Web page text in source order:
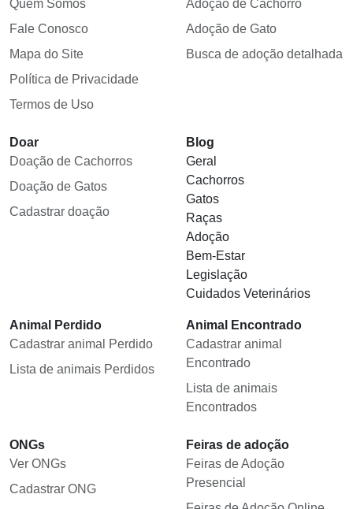
Quem Somos
Fale Conosco
Mapa do Site
Política de Privacidade
Termos de Uso
Adoção de Cachorro
Adoção de Gato
Busca de adoção detalhada
Doar
Doação de Cachorros
Doação de Gatos
Cadastrar doação
Blog
Geral
Cachorros
Gatos
Raças
Adoção
Bem-Estar
Legislação
Cuidados Veterinários
Animal Perdido
Cadastrar animal Perdido
Lista de animais Perdidos
Animal Encontrado
Cadastrar animal
Encontrado
Lista de animais
Encontrados
ONGs
Ver ONGs
Cadastrar ONG
Feiras de adoção
Feiras de Adoção
Presencial